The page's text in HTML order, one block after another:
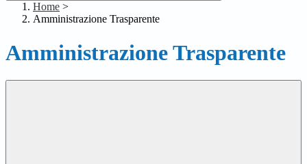
Home >
Amministrazione Trasparente
Amministrazione Trasparente